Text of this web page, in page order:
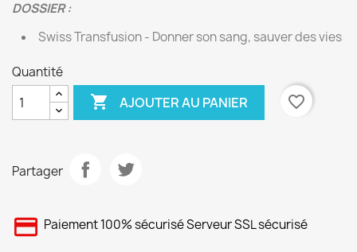
DOSSIER :
Swiss Transfusion - Donner son sang, sauver des vies
Quantité
 AJOUTER AU PANIER favorite_border
Partager
Paiement 100% sécurisé Serveur SSL sécurisé